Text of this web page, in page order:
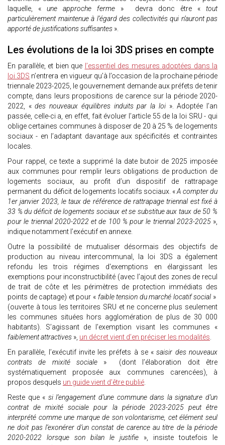
laquelle, «une approche ferme » devra donc être «tout
particulièrement maintenue à l’égard des collectivités qui n’auront pas
apporté de justifications suffisantes ».
Les évolutions de la loi 3DS prises en compte
En parallèle, et bien que l’essentiel des mesures adoptées dans la
loi 3DS n’entrera en vigueur qu’à l’occasion de la prochaine période
triennale 2023-2025, le gouvernement demande aux préfets de tenir
compte, dans leurs propositions de carence sur la période 2020-
2022, «des nouveaux équilibres induits par la loi». Adoptée l’an
passée, celle-ci a, en effet, fait évoluer l’article 55 de la loi SRU - qui
oblige certaines communes à disposer de 20 à 25 % de logements
sociaux - en l’adaptant davantage aux spécificités et contraintes
locales.
Pour rappel, ce texte a supprimé la date butoir de 2025 imposée
aux communes pour remplir leurs obligations de production de
logements sociaux, au profit d’un dispositif de rattrapage
permanent du déficit de logements locatifs sociaux. «A compter du
1er janvier 2023, le taux de référence de rattrapage triennal est fixé à
33 % du déficit de logements sociaux et se substitue aux taux de 50 %
pour le triennal 2020-2022 et de 100 % pour le triennal 2023-2025 »,
indique notamment l’exécutif en annexe.
Outre la possibilité de mutualiser désormais des objectifs de
production au niveau intercommunal, la loi 3DS a également
refondu les trois régimes d'exemptions en élargissant les
exemptions pour inconstructibilité (avec l’ajout des zones de recul
de trait de côte et les périmètres de protection immédiats des
points de captage) et pour «faible tension du marché locatif social »
(ouverte à tous les territoires SRU et ne concerne plus seulement
les communes situées hors agglomération de plus de 30 000
habitants). S’agissant de l'exemption visant les communes «
faiblement attractives », un décret vient d’en préciser les modalités.
En parallèle, l’exécutif invite les préfets à se « saisir des nouveaux
contrats de mixité sociale » (dont l’élaboration doit être
systématiquement proposée aux communes carencées), à
propos desquels un guide vient d’être publié.
Reste que « si l’engagement d’une commune dans la signature d’un
contrat de mixité sociale pour la période 2023-2025 peut être
interprété comme une marque de son volontarisme, cet élément seul
ne doit pas l’exonérer d’un constat de carence au titre de la période
2020-2022 lorsque son bilan le justifie », insiste toutefois le